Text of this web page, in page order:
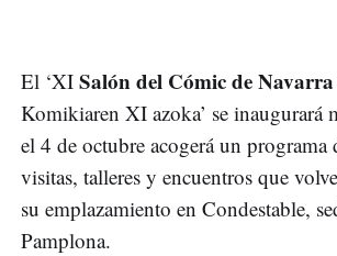
El ‘XI Salón del Cómic de Navarra
Komikiaren XI azoka’ se inaugurará
el 4 de octubre acogerá un programa
visitas, talleres y encuentros que
su emplazamiento en Condestable,
Pamplona.